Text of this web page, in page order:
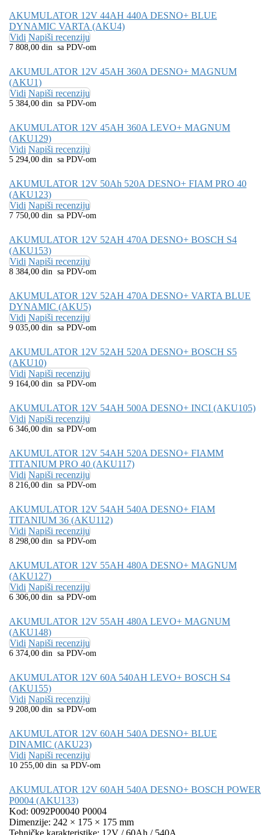
AKUMULATOR 12V 44AH 440A DESNO+ BLUE
DYNAMIC VARTA (AKU4)
Vidi Napiši recenziju
7 808,00 din sa PDV-om
AKUMULATOR 12V 45AH 360A DESNO+ MAGNUM
(AKU1)
Vidi Napiši recenziju
5 384,00 din sa PDV-om
AKUMULATOR 12V 45AH 360A LEVO+ MAGNUM
(AKU129)
Vidi Napiši recenziju
5 294,00 din sa PDV-om
AKUMULATOR 12V 50Ah 520A DESNO+ FIAM PRO 40
(AKU123)
Vidi Napiši recenziju
7 750,00 din sa PDV-om
AKUMULATOR 12V 52AH 470A DESNO+ BOSCH S4
(AKU153)
Vidi Napiši recenziju
8 384,00 din sa PDV-om
AKUMULATOR 12V 52AH 470A DESNO+ VARTA BLUE
DYNAMIC (AKU5)
Vidi Napiši recenziju
9 035,00 din sa PDV-om
AKUMULATOR 12V 52AH 520A DESNO+ BOSCH S5
(AKU10)
Vidi Napiši recenziju
9 164,00 din sa PDV-om
AKUMULATOR 12V 54AH 500A DESNO+ INCI (AKU105)
Vidi Napiši recenziju
6 346,00 din sa PDV-om
AKUMULATOR 12V 54AH 520A DESNO+ FIAMM
TITANIUM PRO 40 (AKU117)
Vidi Napiši recenziju
8 216,00 din sa PDV-om
AKUMULATOR 12V 54AH 540A DESNO+ FIAM
TITANIUM 36 (AKU112)
Vidi Napiši recenziju
8 298,00 din sa PDV-om
AKUMULATOR 12V 55AH 480A DESNO+ MAGNUM
(AKU127)
Vidi Napiši recenziju
6 306,00 din sa PDV-om
AKUMULATOR 12V 55AH 480A LEVO+ MAGNUM
(AKU148)
Vidi Napiši recenziju
6 374,00 din sa PDV-om
AKUMULATOR 12V 60A 540AH LEVO+ BOSCH S4
(AKU155)
Vidi Napiši recenziju
9 208,00 din sa PDV-om
AKUMULATOR 12V 60AH 540A DESNO+ BLUE
DINAMIC (AKU23)
Vidi Napiši recenziju
10 255,00 din sa PDV-om
AKUMULATOR 12V 60AH 540A DESNO+ BOSCH POWER
P0004 (AKU133)
Kod: 0092P00040 P0004
Dimenzije: 242 × 175 × 175 mm
Tehničke karakteristike: 12V / 60Ah / 540A